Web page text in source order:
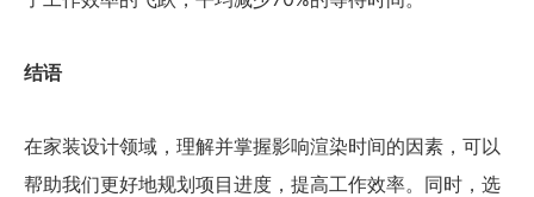
结语
在家装设计领域，理解并掌握影响渲染时间的因素，可以
帮助我们更好地规划项目进度，提高工作效率。同时，选